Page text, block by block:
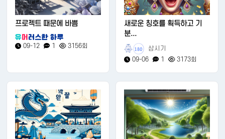
프로젝트 때문에 바쁨
09-12 1 3156회
새로운 칭호를 획득하고 기
분...
180
삼시기
09-06
1 3173회